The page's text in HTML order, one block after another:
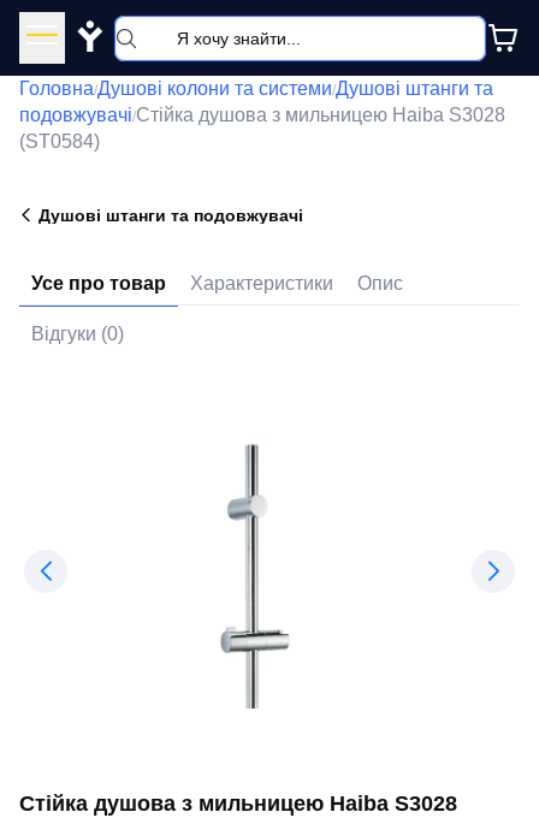
Y
Головна/Душові колони та системи/Душові штанги та
подовжувачі/Стійка душова з мильницею Haiba S3028
(ST0584)
Душові штанги та подовжувачі
Усе про товар Характеристики Опис
Відгуки (0)
Стійка душова з мильницею Haiba S3028